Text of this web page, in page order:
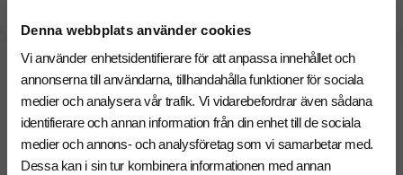
Denna webbplats använder cookies
Vi använder enhetsidentifierare för att anpassa innehållet och
annonserna till användarna, tillhandahålla funktioner för sociala
medier och analysera vår trafik. Vi vidarebefordrar även sådana
identifierare och annan information från din enhet till de sociala
medier och annons- och analysföretag som vi samarbetar med.
Dessa kan i sin tur kombinera informationen med annan